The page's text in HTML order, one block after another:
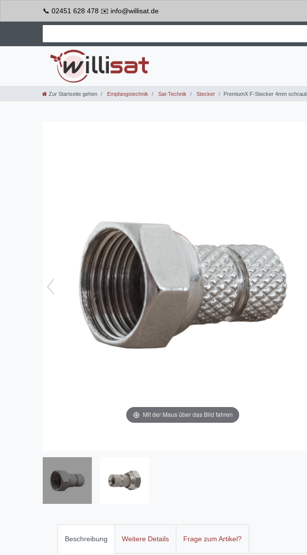
📞 02451 628 478 ✉️ info@willisat.de
Zur Startseite gehen Empfangstechnik Sat-Technik Stecker PremiumX F-Stecker 4mm
Mit der Maus über das Bild fahren
Beschreibung Weitere Details Frage zum Artikel?